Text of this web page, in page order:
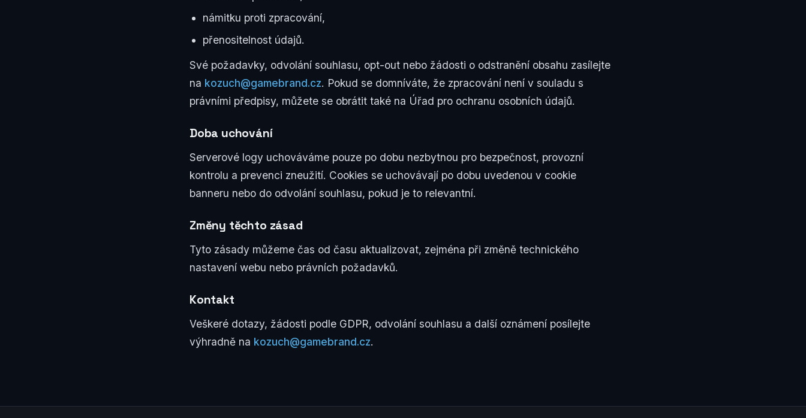
námitku proti zpracování,
přenositelnost údajů.
Své požadavky, odvolání souhlasu, opt-out nebo žádosti o odstranění obsahu zasílejte
na kozuch@gamebrand.cz. Pokud se domníváte, že zpracování není v souladu s
právními předpisy, můžete se obrátit také na Úřad pro ochranu osobních údajů.
Doba uchování
Serverové logy uchováváme pouze po dobu nezbytnou pro bezpečnost, provozní
kontrolu a prevenci zneužití. Cookies se uchovávají po dobu uvedenou v cookie
banneru nebo do odvolání souhlasu, pokud je to relevantní.
Změny těchto zásad
Tyto zásady můžeme čas od času aktualizovat, zejména při změně technického
nastavení webu nebo právních požadavků.
Kontakt
Veškeré dotazy, žádosti podle GDPR, odvolání souhlasu a další oznámení posílejte
výhradně na kozuch@gamebrand.cz.